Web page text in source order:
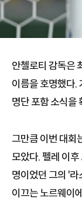
안첼로티 감독은
이름을 호명했다.
명단 포함 소식을
그만큼 이번 대회
모았다. 펠레 이
명이었던 그의 '라
이끄는 노르웨이